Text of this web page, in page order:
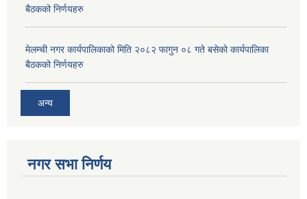
बैठकको निर्णयहरु
मेलम्ची नगर कार्यपालिकाको मिति २०८२ फागुन ०८ गते बसेको कार्यपालिका
बैठकको निर्णयहरु
अन्य
नगर सभा निर्णय